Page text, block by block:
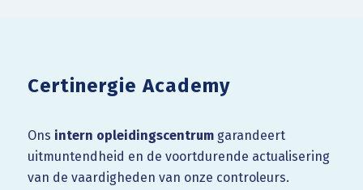
Certinergie Academy
Ons intern opleidingscentrumgarandeert
uitmuntendheid en de voortdurende actualisering
van de vaardigheden van onze controleurs.